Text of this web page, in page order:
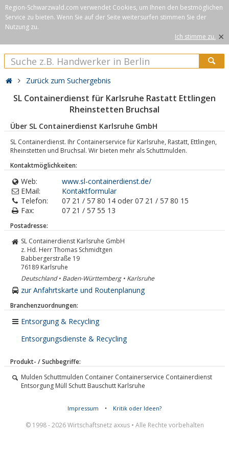
Region-Schwarzwald.com verwendet Cookies, um Ihnen den bestmöglichen
Service zu bieten. Wenn Sie auf der Seite weitersurfen stimmen Sie der
Nutzung zu.
Ich stimme zu. ×
Zurück zum Suchergebnis
SL Containerdienst für Karlsruhe Rastatt Ettlingen
Rheinstetten Bruchsal
Über SL Containerdienst Karlsruhe GmbH
SL Containerdienst. Ihr Containerservice für Karlsruhe, Rastatt, Ettlingen,
Rheinstetten und Bruchsal. Wir bieten mehr als Schuttmulden.
Kontaktmöglichkeiten:
Web:
www.sl-containerdienst.de/
EMail:
Kontaktformular
Telefon:
07 21 / 57 80 14 oder 07 21 / 57 80 15
Fax:
07 21 / 57 55 13
Postadresse:
SL Containerdienst Karlsruhe GmbH
z. Hd. Herr Thomas Schmidtgen
Babbergerstraße 19
76189 Karlsruhe
Deutschland • Baden-Württemberg • Karlsruhe
zur Anfahrtskarte und Routenplanung
Branchenzuordnungen:
Entsorgung & Recycling
Entsorgungsdienste & Recycling
Produkt- / Suchbegriffe:
Mulden Schuttmulden Container Containerservice Containerdienst
Entsorgung Müll Schutt Bauschutt Karlsruhe
Impressum • Kritik oder Ideen?
© 1998 - 2026 Wirtschaftsnetz axxus • Alle Rechte vorbehalten